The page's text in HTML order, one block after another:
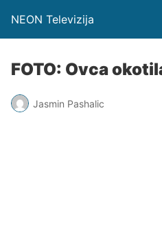
NEON Televizija
FOTO: Ovca
Jasmin Pashalic